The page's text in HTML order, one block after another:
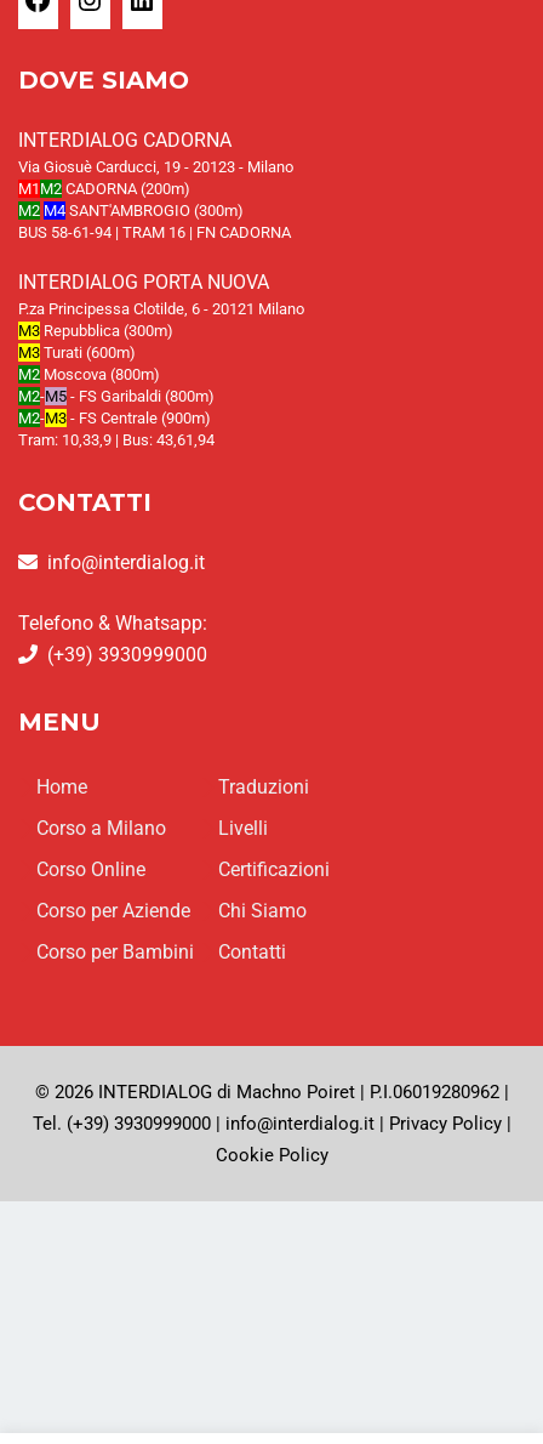
DOVE SIAMO
INTERDIALOG CADORNA
Via Giosuè Carducci, 19 - 20123 - Milano
M1 M2 CADORNA (200m)
M2 M4 SANT'AMBROGIO (300m)
BUS 58-61-94 | TRAM 16 | FN CADORNA
INTERDIALOG PORTA NUOVA
P.za Principessa Clotilde, 6 - 20121 Milano
M3 Repubblica (300m)
M3 Turati (600m)
M2 Moscova (800m)
M2-M5 - FS Garibaldi (800m)
M2-M3 - FS Centrale (900m)
Tram: 10,33,9 | Bus: 43,61,94
CONTATTI
info@interdialog.it
Telefono & Whatsapp:
(+39) 3930999000
MENU
Home
Corso a Milano
Corso Online
Corso per Aziende
Corso per Bambini
Traduzioni
Livelli
Certificazioni
Chi Siamo
Contatti
© 2026 INTERDIALOG di Machno Poiret | P.I.06019280962 |
Tel. (+39) 3930999000 | info@interdialog.it | Privacy Policy|
Cookie Policy